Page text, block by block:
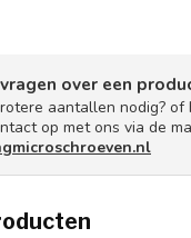
over een
aantallen nodig? of
op met ons via de